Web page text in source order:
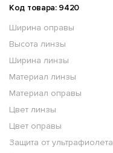
Код товара: 9420
Ширина оправы
Высота линзы
Ширина линзы
Материал линзы
Материал оправы
Цвет линзы
Цвет оправы
Защита от ультрафиолета